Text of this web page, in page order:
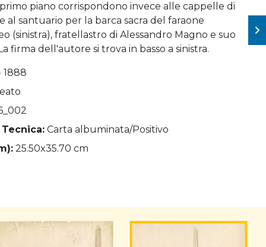
piano corrispondono invece alle cappelle di
al santuario per la barca sacra del faraone
(sinistra), fratellastro di Alessandro Magno e suo
firma dell'autore si trova in basso a sinistra.
1888
Carta albuminata/Positivo
25.50x35.70 cm